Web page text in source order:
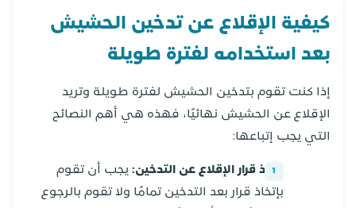
كيفية الإقلاع عن تدخين الحشيش
بعد استخدامه لفترة طويلة
إذا كنت تقوم بتدخين الحشيش لفترة طويلة وتريد
الإقلاع عن الحشيش نهائيًا، فهذه هي أهم النصائح
التي يجب إتباعها:
اتخاذ قرار الإقلاع عن التدخين: يجب أن تقوم
بإتخاذ قرار بعد التدخين تمامًا ولا تقوم بالرجوع